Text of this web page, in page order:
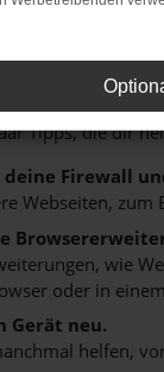
Fehler
Tipps, die dir
Firewall
Webseiten, zum
wie
oder in
Gerät neu.
helfen,